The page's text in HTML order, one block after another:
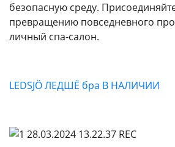
безопасную среду.
превращению повседневного
личный спа-салон.
LEDSJÖ ЛЕДШЁ бра В НАЛИЧИИ